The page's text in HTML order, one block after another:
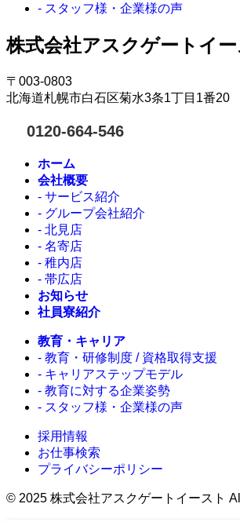
- スタッフ様・企業様の声
株式会社アスクゲートイー
〒003-0803
北海道札幌市白石区菊水3条1丁目1番20
0120-664-546
ホーム
会社概要
- サービス紹介
- グループ会社紹介
- 北見店
- 名寄店
- 稚内店
- 帯広店
お知らせ
社員寮紹介
教育・キャリア
- 教育・研修制度 / 資格取得支援
- キャリアステップモデル
- 教育に対する企業姿勢
- スタッフ様・企業様の声
採用情報
お仕事検索
プライバシーポリシー
© 2025 株式会社アスクゲートイースト